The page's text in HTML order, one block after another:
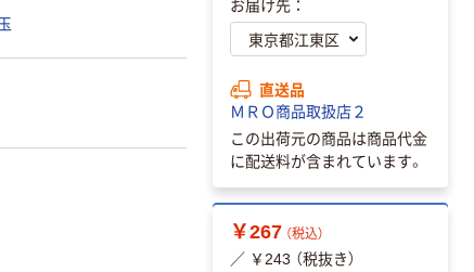
お届け先：
直送品
ＭＲＯ商品取扱店２
この出荷元の商品は商品代金
に配送料が含まれています。
￥267 （税込）
／ ￥243 （税抜き）